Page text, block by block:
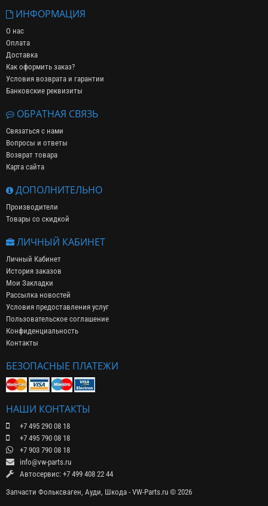
ИНФОРМАЦИЯ
О нас
Оплата
Доставка
Как оформить заказ?
Условия возврата и гарантии
Банковские реквизиты
ОБРАТНАЯ СВЯЗЬ
Связаться с нами
Вопросы и ответы
Возврат товара
Карта сайта
ДОПОЛНИТЕЛЬНО
Производители
Товары со скидкой
ЛИЧНЫЙ КАБИНЕТ
Личный Кабинет
История заказов
Мои Закладки
Рассылка новостей
Условия предоставления услуг
Пользовательское соглашение
Конфиденциальность
Контакты
БЕЗОПАСНЫЕ ПЛАТЕЖИ
НАШИ КОНТАКТЫ
+7 495 290 08 18
+7 495 790 08 18
+7 903 790 08 18
info@vw-parts.ru
Автосервис: +7 499 408 22 44
Запчасти Фольксваген, Ауди, Шкода - VW-Parts.ru © 2026